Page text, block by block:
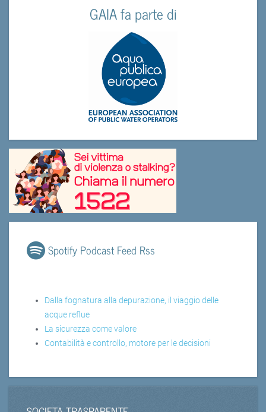
GAIA fa parte di
Spotify Podcast Feed Rss
Dalla fognatura alla depurazione, il viaggio delle
acque reflue
La sicurezza come valore
Contabilità e controllo, motore per le decisioni